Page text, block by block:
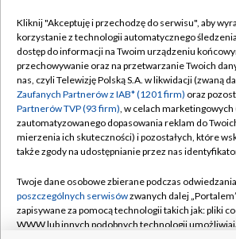
TVP
Abonament TVP
Emisja w TVP
Centrum informacji TVP
Naziemna Telewizja Cyfrowa
Rada Programowa
System NOS
Regulamin TVP
Polityka
Moje zgody
Pomoc
Kontakt
Kliknij "Akceptuję i przechodzę do serwisu", aby
korzystanie z technologii automatycznego
dostęp do informacji na Twoim urządzeniu
przechowywanie oraz na przetwarzanie Twoich
nas, czyli Telewizję Polską S.A. w likwidacji (zwaną
Zaufanych Partnerów z IAB* (1201 firm) oraz
Partnerów TVP (93 firm), w celach marketingowych
zautomatyzowanego dopasowania reklam do
mierzenia ich skuteczności) i pozostałych, które
także zgody na udostępnianie przez nas
Twoje dane osobowe zbierane podczas
poszczególnych serwisówzwanych dalej
zapisywane za pomocą technologii takich jak: pliki
WWW lub innych podobnych technologii